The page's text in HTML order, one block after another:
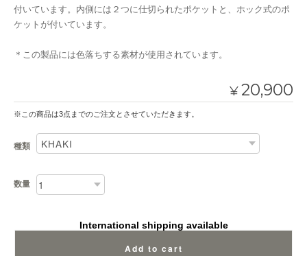
付いています。内側には２つに仕切られたポケットと、ホック式のポ
ケットが付いています。
＊この製品には色落ちする素材が使用されています。
¥20,900
※この商品は3点までのご注文とさせていただきます。
種類
数量
International shipping available
Add to cart